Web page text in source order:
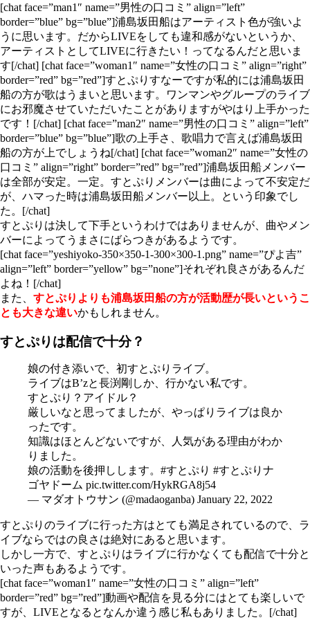
[chat face=”man1″ name=”男性の口コミ” align=”left”
border=”blue” bg=”blue”]浦島坂田船はアーティスト色が強いよ
うに思います。だからLIVEをしても違和感がないというか、
アーティストとしてLIVEに行きたい！ってなるんだと思いま
す[/chat] [chat face=”woman1″ name=”女性の口コミ” align=”right”
border=”red” bg=”red”]すとぷりすなーですが私的には浦島坂田
船の方が歌はうまいと思います。ワンマンやグループのライブ
にお邪魔させていただいたことがありますがやはり上手かった
です！[/chat] [chat face=”man2″ name=”男性の口コミ” align=”left”
border=”blue” bg=”blue”]歌の上手さ、歌唱力で言えば浦島坂田
船の方が上でしょうね[/chat] [chat face=”woman2″ name=”女性の
口コミ” align=”right” border=”red” bg=”red”]浦島坂田船メンバー
は全部が安定。一定。すとぷりメンバーは曲によって不安定だ
が、ハマった時は浦島坂田船メンバー以上。という印象でし
た。[/chat]
すとぷりは決して下手というわけではありませんが、曲やメン
バーによってうまさにばらつきがあるようです。
[chat face=”yeshiyoko-350×350-1-300×300-1.png” name=”ぴよ吉”
align=”left” border=”yellow” bg=”none”]それぞれ良さがあるんだ
よね！[/chat]
また、 すとぷりよりも浦島坂田船の方が活動歴が長いというこ
とも大きな違いかもしれません。
すとぷりは配信で十分？
娘の付き添いで、初すとぷりライブ。
ライブはB’zと長渕剛しか、行かない私です。
すとぷり？アイドル？
厳しいなと思ってましたが、やっぱりライブは良か
ったです。
知識はほとんどないですが、人気がある理由がわか
りました。
娘の活動を後押しします。 #すとぷり #すとぷりナ
ゴヤドーム pic.twitter.com/HykRGA8j54
— マダオトウサン (@madaoganba) January 22, 2022
すとぷりのライブに行った方はとても満足されているので、ラ
イブならではの良さは絶対にあると思います。
しかし一方で、すとぷりはライブに行かなくても配信で十分と
いった声もあるようです。
[chat face=”woman1″ name=”女性の口コミ” align=”left”
border=”red” bg=”red”]動画や配信を見る分にはとても楽しいで
すが、LIVEとなるとなんか違う感じ私もありました。[/chat]